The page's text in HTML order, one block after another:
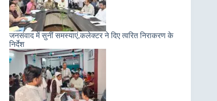
जनसंवाद में सुनीं समस्याएं,कलेक्टर ने दिए त्वरित निराकरण के
निर्देश